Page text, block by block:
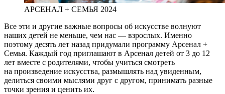
АРСЕНАЛ + СЕМЬЯ 2024
Все эти и другие важные вопросы об искусстве волнуют
наших детей не меньше, чем нас — взрослых. Именно
поэтому десять лет назад придумали программу Арсенал +
Семья. Каждый год приглашают в Арсенал детей от 3 до 12
лет вместе с родителями, чтобы учиться смотреть
на произведение искусства, размышлять над увиденным,
делиться своими мыслями друг с другом, принимать разные
точки зрения и ценить их.